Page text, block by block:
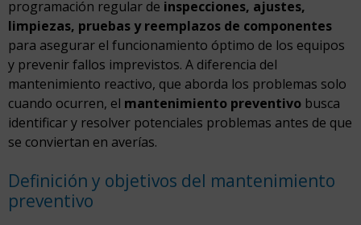
programación regular de inspecciones, ajustes,
limpiezas, pruebas y reemplazos de componentes
para asegurar el funcionamiento óptimo de los equipos
y prevenir fallos imprevistos. A diferencia del
mantenimiento reactivo, que aborda los problemas solo
cuando ocurren, el mantenimiento preventivo busca
identificar y resolver potenciales problemas antes de que
se conviertan en averías.
Definición y objetivos del mantenimiento
preventivo